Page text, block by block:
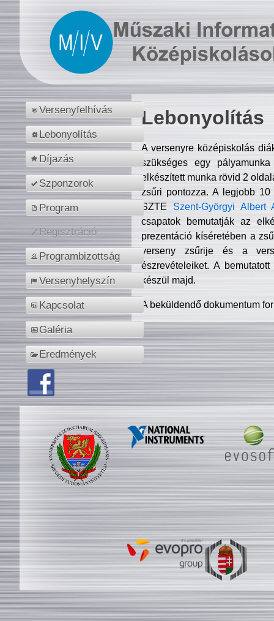
Versenyfelhívás
Lebonyolítás
Díjazás
Szponzorok
Program
Regisztráció
Programbizottság
Versenyhelyszín
Kapcsolat
Galéria
Eredmények
Lebonyolítás
A versenyre középiskolás
szükséges egy
elkészített munka rövid 2
zsűri pontozza. A legjobb
SZTE Szent-Györgyi Albert
csapatok bemutatják az
prezentáció kíséretében a
verseny zsűrije és a
észrevételeiket. A
készül majd.
A beküldendő dokumentum